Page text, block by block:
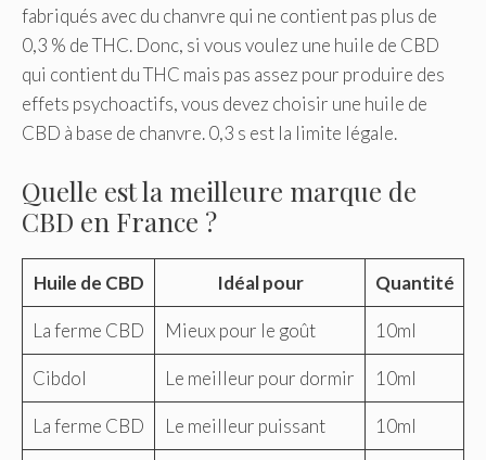
fabriqués avec du chanvre qui ne contient pas plus de
0,3 % de THC. Donc, si vous voulez une huile de CBD
qui contient du THC mais pas assez pour produire des
effets psychoactifs, vous devez choisir une huile de
CBD à base de chanvre. 0,3 s est la limite légale.
Quelle est la meilleure marque de
CBD en France ?
Huile de CBD Idéal pour Quantité
La ferme CBD Mieux pour le goût 10ml
Cibdol Le meilleur pour dormir 10ml
La ferme CBD Le meilleur puissant 10ml